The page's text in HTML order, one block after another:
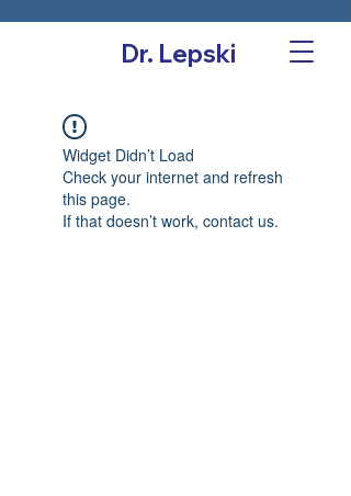
Dr. Lepski
Widget Didn’t Load
Check your internet and refresh
this page.
If that doesn’t work, contact us.